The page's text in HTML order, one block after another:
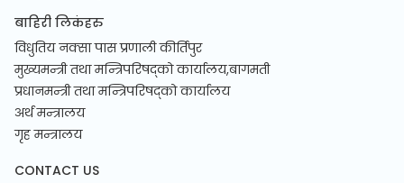
बाहिरी लिकंहरु
विधुतिय नक्सा पास प्रणाली कीर्तिपुर
मुख्यमन्त्री तथा मन्त्रिपरिषद्को कार्यालय,बागमती
प्रधानमन्त्री तथा मन्त्रिपरिषद्को कार्यालय
अर्थ मन्त्रालय
गृह मन्त्रालय
CONTACT US